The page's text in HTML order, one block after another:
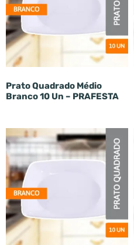
Prato Quadrado Médio
Branco 10 Un – PRAFESTA